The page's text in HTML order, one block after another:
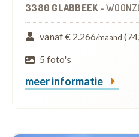
3380 GLABBEEK -
vanaf € 2.266/maand
5 foto's
meer informatie